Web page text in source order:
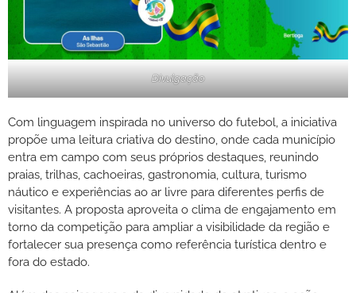
Divulgação
Com linguagem inspirada no universo do futebol, a iniciativa
propõe uma leitura criativa do destino, onde cada município
entra em campo com seus próprios destaques, reunindo
praias, trilhas, cachoeiras, gastronomia, cultura, turismo
náutico e experiências ao ar livre para diferentes perfis de
visitantes. A proposta aproveita o clima de engajamento em
torno da competição para ampliar a visibilidade da região e
fortalecer sua presença como referência turística dentro e
fora do estado.